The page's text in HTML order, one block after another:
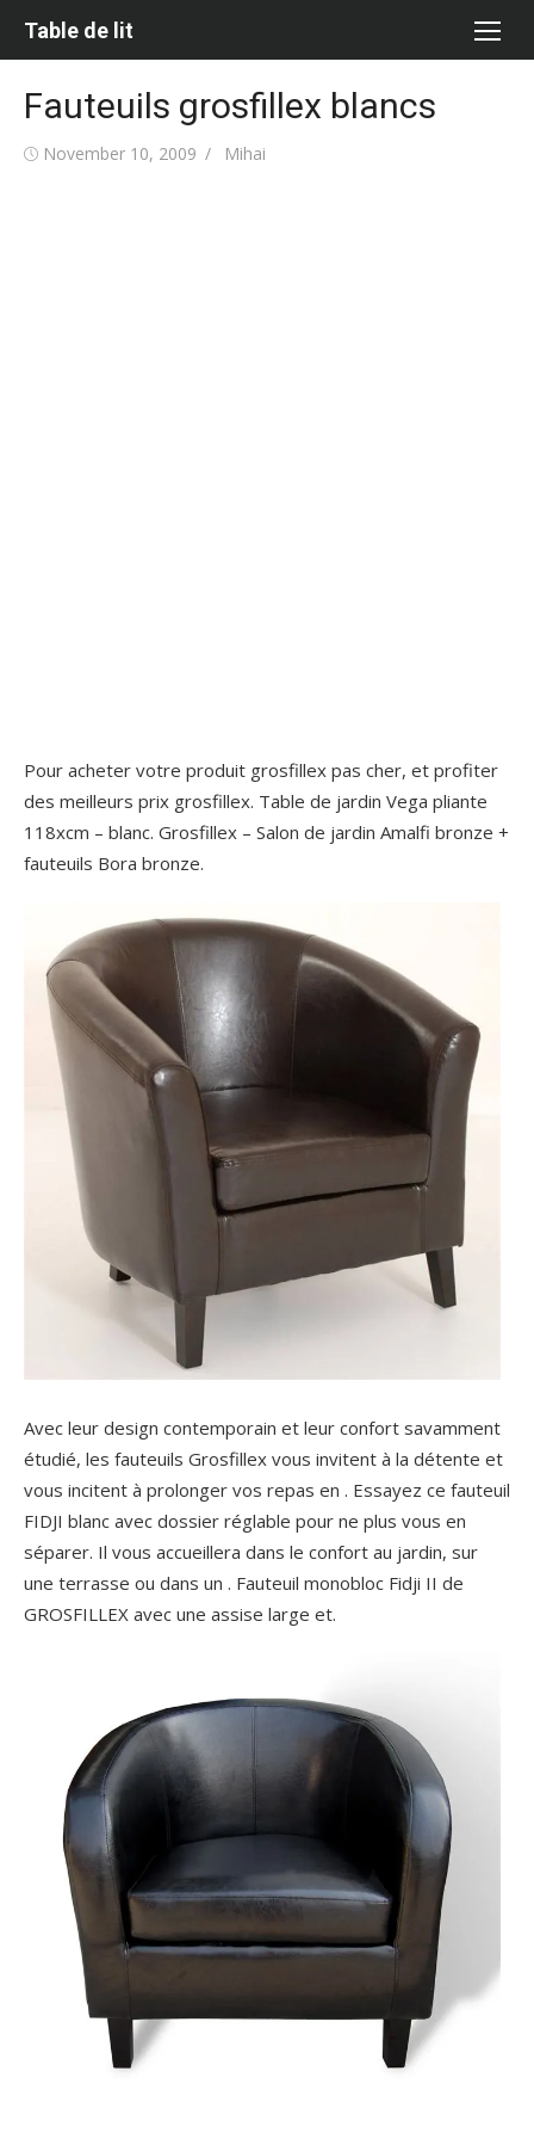
Table de lit
Fauteuils grosfillex blancs
Posted
November 10, 2009 Author
Mihai
Pour acheter votre produit grosfillex pas cher, et profiter
des meilleurs prix grosfillex. Table de jardin Vega pliante
118xcm – blanc. Grosfillex – Salon de jardin Amalfi bronze +
fauteuils Bora bronze.
Avec leur design contemporain et leur confort savamment
étudié, les fauteuils Grosfillex vous invitent à la détente et
vous incitent à prolonger vos repas en . Essayez ce fauteuil
FIDJI blanc avec dossier réglable pour ne plus vous en
séparer. Il vous accueillera dans le confort au jardin, sur
une terrasse ou dans un . Fauteuil monobloc Fidji II de
GROSFILLEX avec une assise large et.